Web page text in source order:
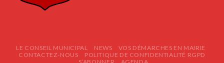
LE CONSEIL MUNICIPAL NEWS
VOS DÉMARCHES EN MAIRIE
CONTACTEZ-NOUS
POLITIQUE DE CONFIDENTIALITÉ RGPD